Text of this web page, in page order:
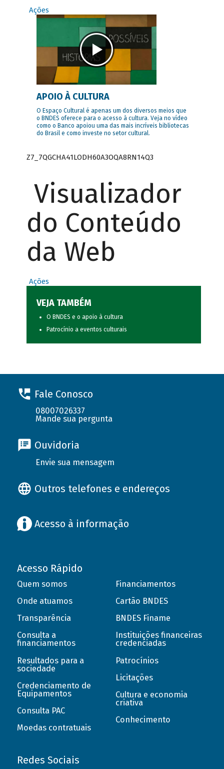
Ações
APOIO À CULTURA
O Espaço Cultural é apenas um dos diversos meios que
o BNDES oferece para o acesso à cultura. Veja no vídeo
como o Banco apoiou uma das mais incríveis bibliotecas
do Brasil e como investe no setor cultural.
Z7_7QGCHA41LODH60A3OQA8RN14Q3
Visualizador
do Conteúdo
da Web
Ações
VEJA TAMBÉM
O BNDES e o apoio à cultura
Patrocínio a eventos culturais
Fale Conosco
08007026337
Mande sua pergunta
Ouvidoria
Envie sua mensagem
Outros telefones e endereços
Acesso à informação
Acesso Rápido
Quem somos
Onde atuamos
Transparência
Consulta a
financiamentos
Resultados para a
sociedade
Credenciamento de
Equipamentos
Consulta PAC
Moedas contratuais
Financiamentos
Cartão BNDES
BNDES Finame
Instituições financeiras
credenciadas
Patrocínios
Licitações
Cultura e economia
criativa
Conhecimento
Redes Sociais